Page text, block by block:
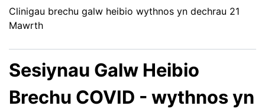
Clinigau brechu galw heibio wythnos yn dechrau 21
Mawrth
Sesiynau Galw Heibio
Brechu COVID - wythnos yn